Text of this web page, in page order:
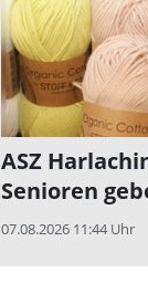
ASZ
Senioren
07.08.2026 11:44 Uhr